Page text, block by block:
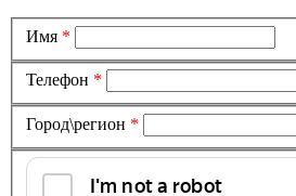
Имя *
Телефон *
Город\регион *